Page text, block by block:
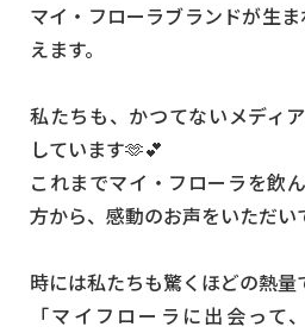
マイ・フローラブランドが生
えます。
私たちも、かつてないメディ
しています🫶💕
これまでマイ・フローラを飲
方から、感動のお声をいただい
時には私たちも驚くほどの熱量
「マイフローラに出会って